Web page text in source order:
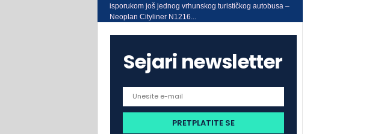
isporukom još jednog vrhunskog turističkog autobusa –
Neoplan Cityliner N1216...
Sejari newsletter